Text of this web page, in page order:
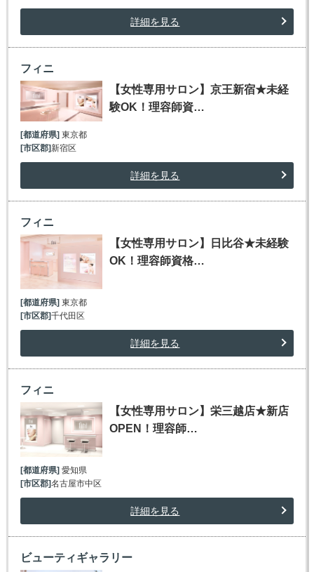
詳細を見る
フィニ
【女性専用サロン】京王新宿★未経
験OK！理容師資…
[都道府県]東京都
[市区郡]新宿区
詳細を見る
フィニ
【女性専用サロン】日比谷★未経験
OK！理容師資格…
[都道府県]東京都
[市区郡]千代田区
詳細を見る
フィニ
【女性専用サロン】栄三越店★新店
OPEN！理容師…
[都道府県] 愛知県
[市区郡]名古屋市中区
詳細を見る
ビューティギャラリー